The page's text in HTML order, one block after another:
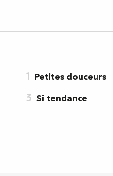
1 Petites douceurs
3 Si tendance